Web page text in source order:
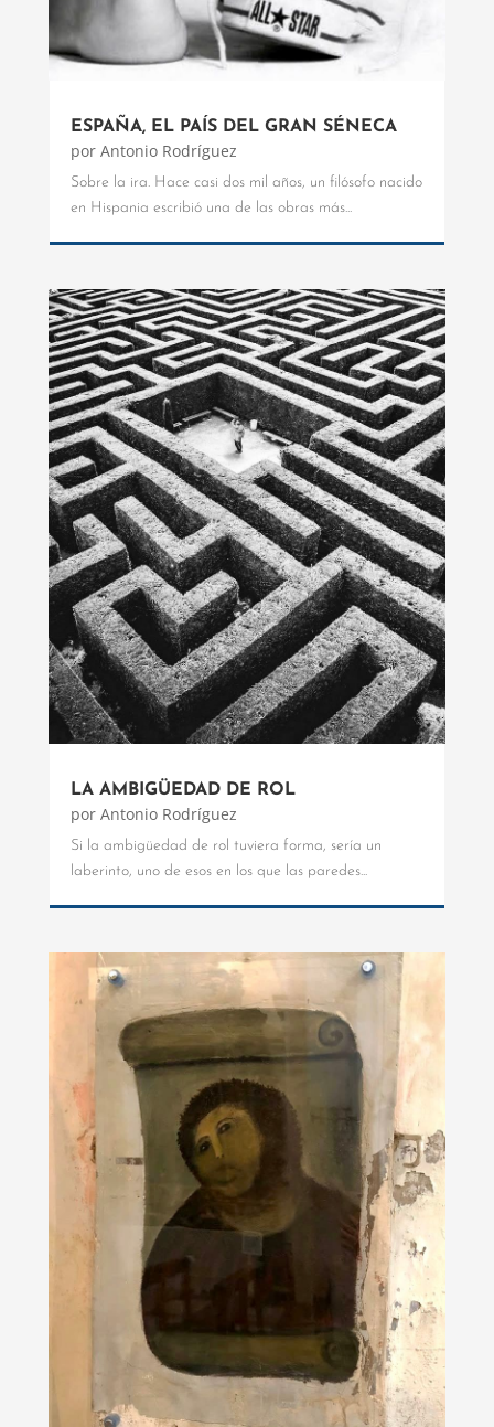
ESPAÑA, EL PAÍS DEL GRAN SÉNECA
por Antonio Rodríguez
Sobre la ira. Hace casi dos mil años, un filósofo nacido
en Hispania escribió una de las obras más...
LA AMBIGÜEDAD DE ROL
por Antonio Rodríguez
Si la ambigüedad de rol tuviera forma, sería un
laberinto, uno de esos en los que las paredes...